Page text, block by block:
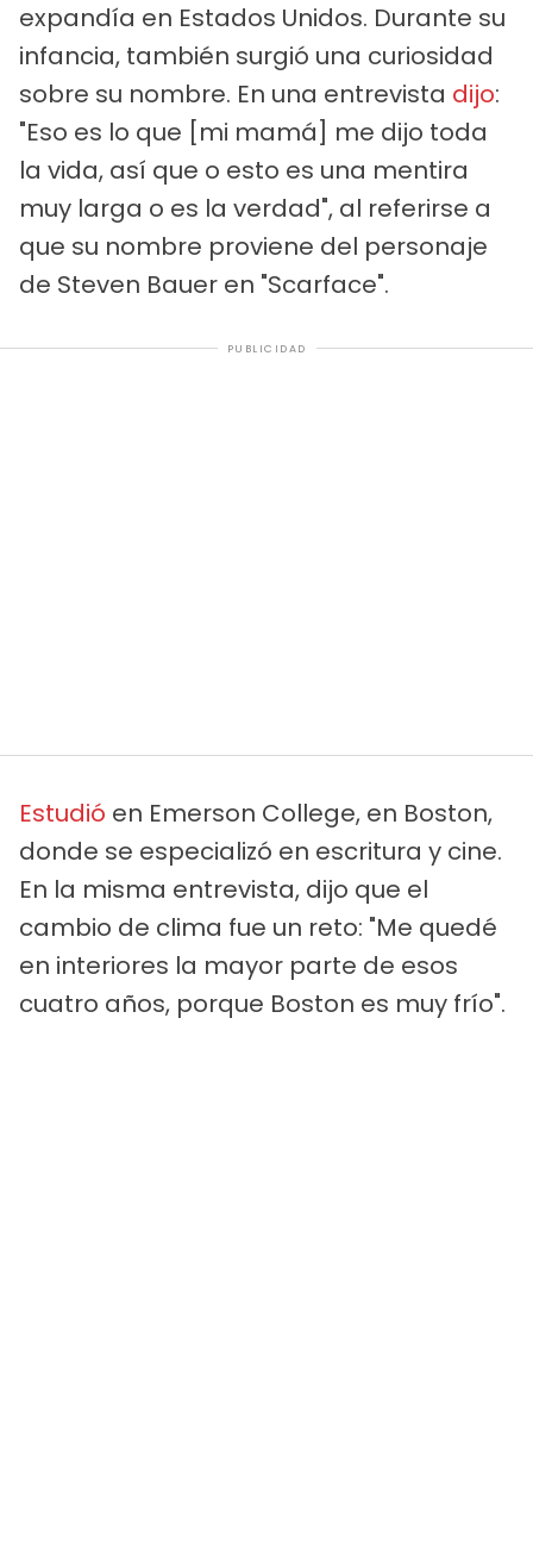
expandía en Estados Unidos. Durante su
infancia, también surgió una curiosidad
sobre su nombre. En una entrevista dijo:
"Eso es lo que [mi mamá] me dijo toda
la vida, así que o esto es una mentira
muy larga o es la verdad", al referirse a
que su nombre proviene del personaje
de Steven Bauer en "Scarface".
PUBLICIDAD
Estudió en Emerson College, en Boston,
donde se especializó en escritura y cine.
En la misma entrevista, dijo que el
cambio de clima fue un reto: "Me quedé
en interiores la mayor parte de esos
cuatro años, porque Boston es muy frío".